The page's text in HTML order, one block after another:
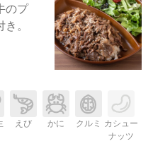
のプ
。
えび かに クルミ カシュー
ナッツ